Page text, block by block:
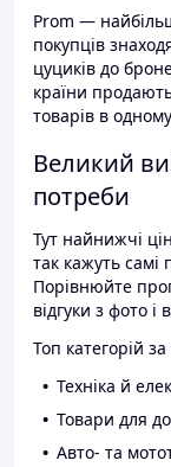
Prom —
покупців
цуциків до
країни
товарів в
Великий
потреби
Тут найнижчі
так кажуть самі
Порівнюйте
відгуки з фото
Топ категорій
Техніка й
Товари для
Авто- та